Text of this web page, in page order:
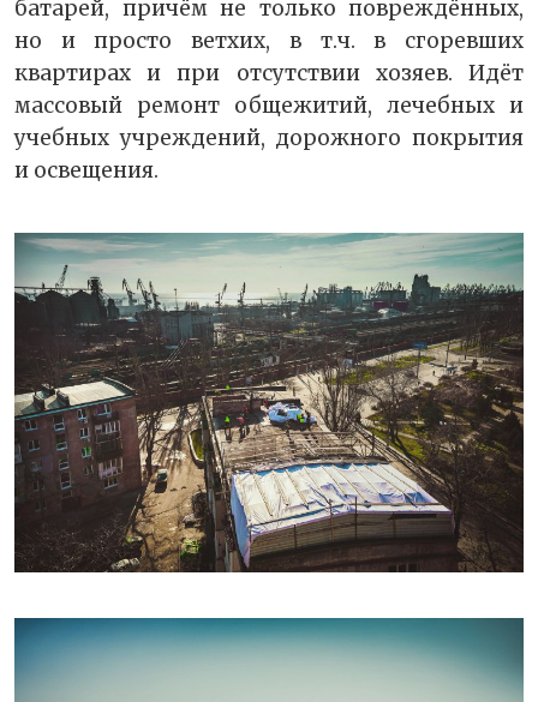
батарей, причём не только повреждённых,
но и просто ветхих, в т.ч. в сгоревших
квартирах и при отсутствии хозяев. Идёт
массовый ремонт общежитий, лечебных и
учебных учреждений, дорожного покрытия
и освещения.